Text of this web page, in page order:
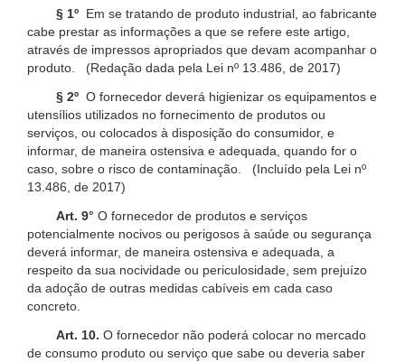
§ 1º Em se tratando de produto industrial, ao fabricante
cabe prestar as informações a que se refere este artigo,
através de impressos apropriados que devam acompanhar o
produto. (Redação dada pela Lei nº 13.486, de 2017)
§ 2º O fornecedor deverá higienizar os equipamentos e
utensílios utilizados no fornecimento de produtos ou
serviços, ou colocados à disposição do consumidor, e
informar, de maneira ostensiva e adequada, quando for o
caso, sobre o risco de contaminação. (Incluído pela Lei nº
13.486, de 2017)
Art. 9° O fornecedor de produtos e serviços
potencialmente nocivos ou perigosos à saúde ou segurança
deverá informar, de maneira ostensiva e adequada, a
respeito da sua nocividade ou periculosidade, sem prejuízo
da adoção de outras medidas cabíveis em cada caso
concreto.
Art. 10. O fornecedor não poderá colocar no mercado
de consumo produto ou serviço que sabe ou deveria saber